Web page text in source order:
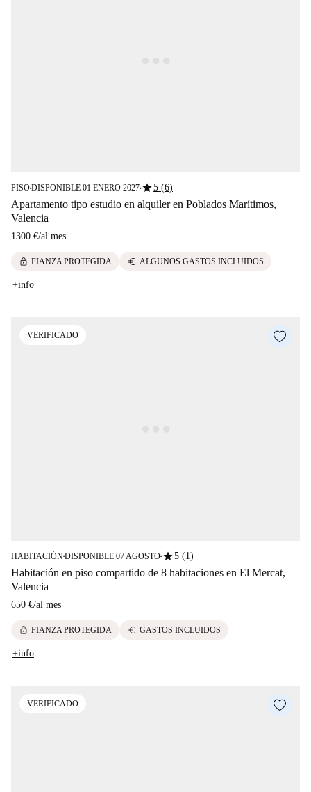
PISO■DISPONIBLE 01 ENERO 2027■star5 (6)
Apartamento tipo estudio en alquiler en Poblados Marítimos,
Valencia
1300 €/al mes
lock FIANZA PROTEGIDA euro ALGUNOS GASTOS INCLUIDOS
+info
VERIFICADO
HABITACIÓN■DISPONIBLE 07 AGOSTO■star5 (1)
Habitación en piso compartido de 8 habitaciones en El Mercat,
Valencia
650 €/al mes
lock FIANZA PROTEGIDA euro GASTOS INCLUIDOS
+info
VERIFICADO